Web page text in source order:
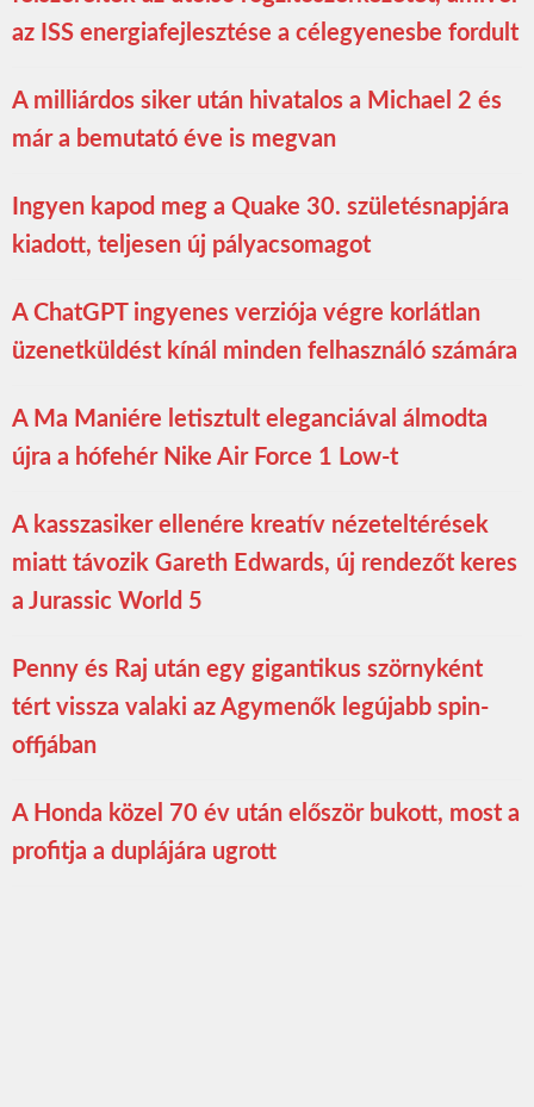
az ISS energiafejlesztése a célegyenesbe fordult
A milliárdos siker után hivatalos a Michael 2 és
már a bemutató éve is megvan
Ingyen kapod meg a Quake 30. születésnapjára
kiadott, teljesen új pályacsomagot
A ChatGPT ingyenes verziója végre korlátlan
üzenetküldést kínál minden felhasználó számára
A Ma Maniére letisztult eleganciával álmodta
újra a hófehér Nike Air Force 1 Low-t
A kasszasiker ellenére kreatív nézeteltérések
miatt távozik Gareth Edwards, új rendezőt keres
a Jurassic World 5
Penny és Raj után egy gigantikus szörnyként
tért vissza valaki az Agymenők legújabb spin-
offjában
A Honda közel 70 év után először bukott, most a
profitja a duplájára ugrott